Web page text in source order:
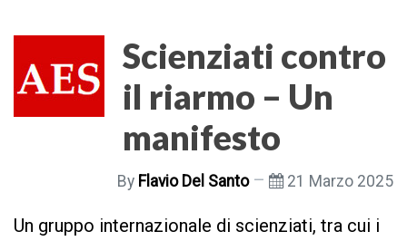
Scienziati contro
il riarmo – Un
manifesto
By Flavio Del Santo 21 Marzo 2025
Un gruppo internazionale di scienziati, tra cui i